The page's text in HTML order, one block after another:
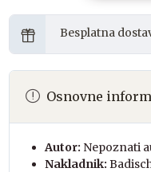
Besplatna
Osnovne
Autor: Nepoznati
Nakladnik: